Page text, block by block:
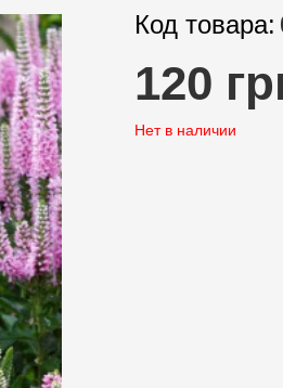
Код товара:
120
Нет в наличии